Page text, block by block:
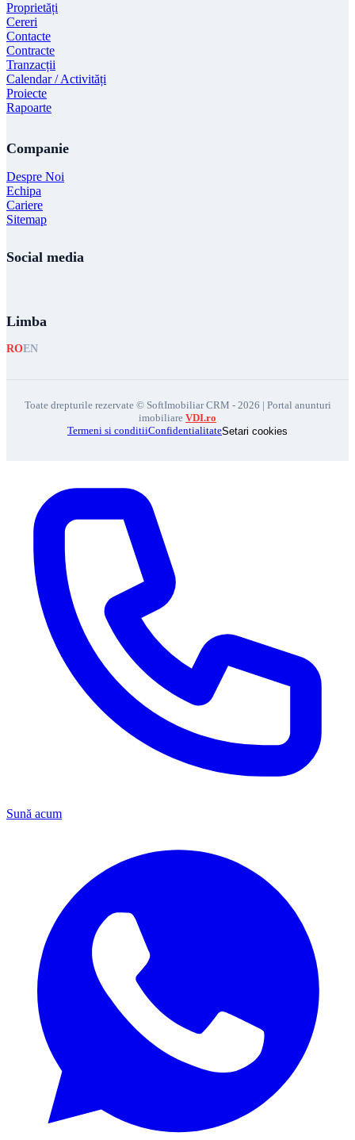
Proprietăți
Cereri
Contacte
Contracte
Tranzacții
Calendar / Activități
Proiecte
Rapoarte
Companie
Despre Noi
Echipa
Cariere
Sitemap
Social media
Limba
ROEN
Toate drepturile rezervate © SoftImobiliar CRM - 2026 | Portal anunturi
imobiliare VDI.ro
Termeni si conditiiConfidentialitateSetari cookies
Sună acum